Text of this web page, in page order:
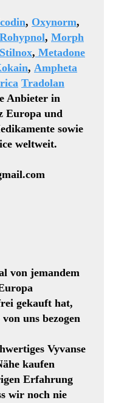
, Oxynorm,
Rohypnol, Morph
Stilnox, Metadone
, Ampheta
Tradolan
Anbieter in
Europa und
sowie
weltweit.
von jemandem
gekauft hat,
uns bezogen
Vyvanse
kaufen
Erfahrung
wir noch nie